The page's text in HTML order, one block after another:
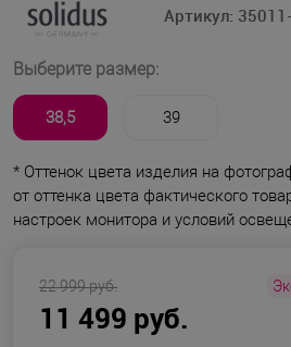
Артикул:
Выберите размер:
38,5 39
* Оттенок цвета изделия на
от оттенка цвета фактического
настроек монитора и условий
11 499 руб.
22 999 руб.